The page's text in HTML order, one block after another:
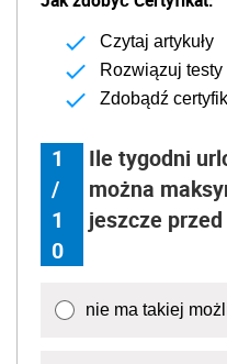
Czytaj artykuły
Rozwiązuj testy
Zdobądź
1
/
1
0
Ile tygodni
można
jeszcze
nie ma takiej